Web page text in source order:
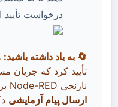
درخواست تأیید
🔄 به یاد داشته باشید:
تأیید کرد که جریان
نارنجی Node-RED بروید، روی آن ضربه بزنید
ارسال پیام آزمایشی